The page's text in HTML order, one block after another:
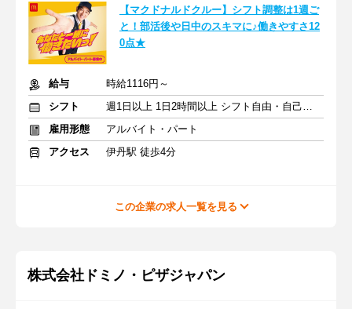
【マクドナルドクルー】シフト調整は1週ご
と！部活後や日中のスキマに♪働きやすさ12
0点★
給与
時給1116円～
シフト
週1日以上 1日2時間以上 シフト自由・自己申告
雇用形態
アルバイト・パート
アクセス
伊丹駅 徒歩4分
この企業の求人一覧を見る
株式会社ドミノ・ピザジャパン